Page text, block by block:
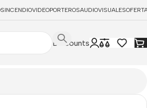
INCENDIOVIDEOPORTEROSAUDIOVISUALES
Discounts